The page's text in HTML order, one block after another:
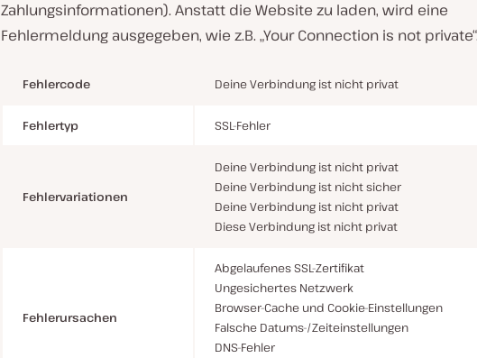
Zahlungsinformationen). Anstatt die Website zu laden, wird eine
Fehlermeldung ausgegeben, wie z.B. „Your Connection is not
Fehlercode Deine Verbindung ist nicht privat
Fehlertyp SSL-Fehler
Fehlervariationen
Deine Verbindung ist nicht privat
Deine Verbindung ist nicht sicher
Deine Verbindung ist nicht privat
Diese Verbindung ist nicht privat
Fehlerursachen
Abgelaufenes SSL-Zertifikat
Ungesichertes Netzwerk
Browser-Cache und Cookie-Einstellungen
Falsche Datums-/Zeiteinstellungen
DNS-Fehler